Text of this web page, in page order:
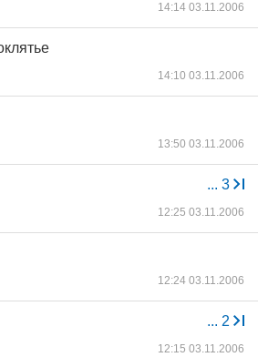
14:14 03.11.2006
14:10 03.11.2006
13:50 03.11.2006
... 3
12:25 03.11.2006
12:24 03.11.2006
... 2
12:15 03.11.2006